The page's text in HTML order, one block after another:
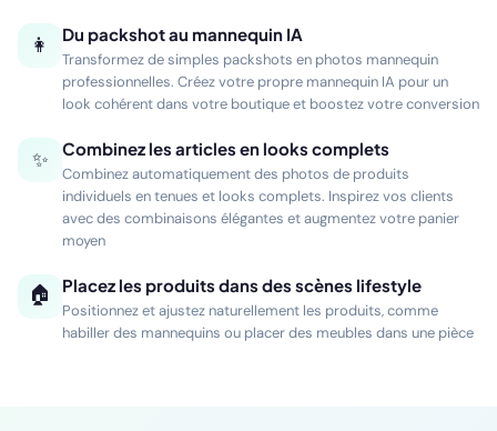
rendu homogène de qualité studio
Du packshot au mannequin IA
Transformez de simples packshots en photos mannequin
look cohérent dans votre boutique et boostez votre conversion
Combinez les articles en looks complets
Combinez automatiquement des photos de produits
individuels en tenues et looks complets. Inspirez vos clients
moyen
Placez les produits dans des scènes lifestyle